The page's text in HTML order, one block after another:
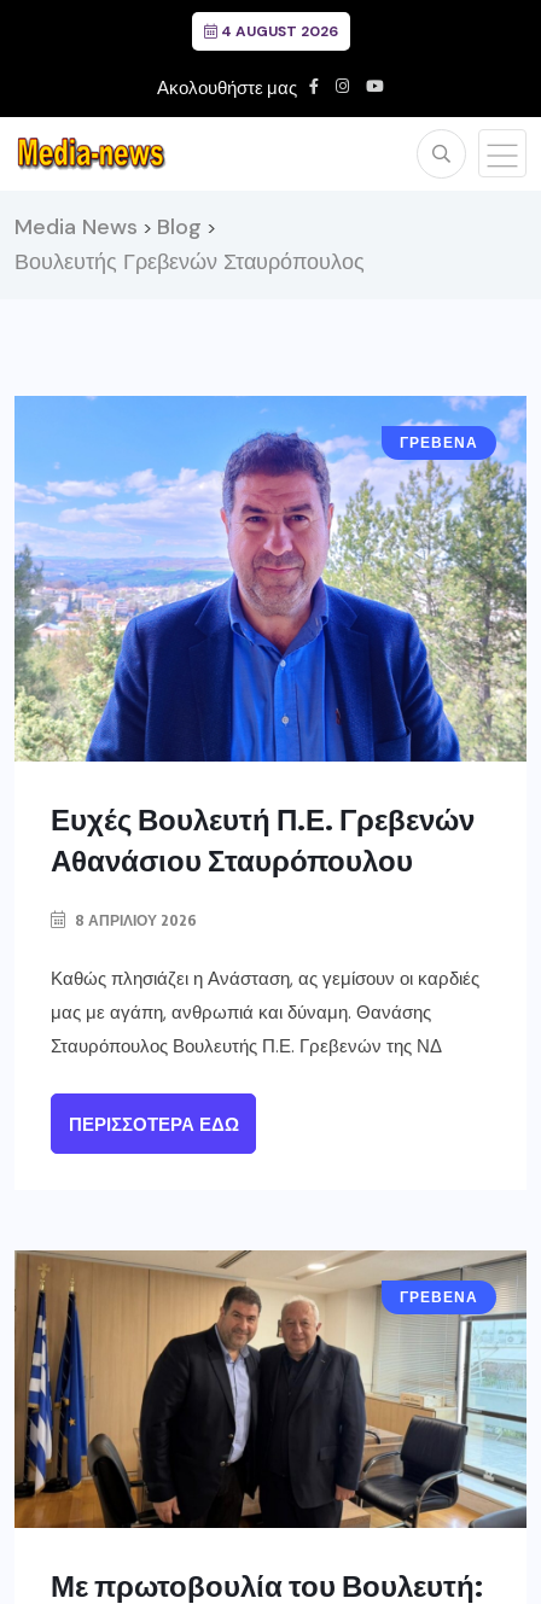
4 AUGUST 2026
Ακολουθήστε μας
Media News > Blog >
Βουλευτής Γρεβενών Σταυρόπουλος
ΓΡΕΒΕΝΑ
Ευχές Βουλευτή Π.Ε. Γρεβενών
Αθανάσιου Σταυρόπουλου
8 ΑΠΡΙΛΊΟΥ 2026
Καθώς πλησιάζει η Ανάσταση, ας γεμίσουν οι καρδιές
μας με αγάπη, ανθρωπιά και δύναμη. Θανάσης
Σταυρόπουλος Βουλευτής Π.Ε. Γρεβενών της ΝΔ
ΠΕΡΙΣΣΌΤΕΡΑ ΕΔΏ
ΓΡΕΒΕΝΑ
Με πρωτοβουλία του Βουλευτή: